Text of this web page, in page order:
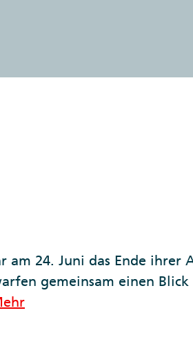
am 24. Juni das Ende
gemeinsam einen